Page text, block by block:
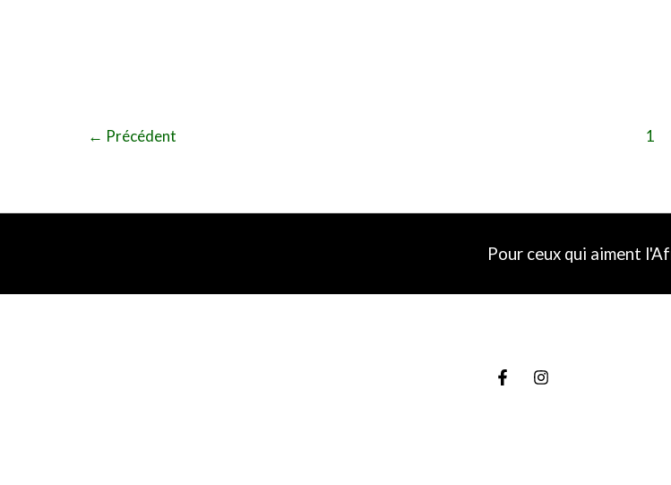
← Précédent 1
Pour ceux qui aiment